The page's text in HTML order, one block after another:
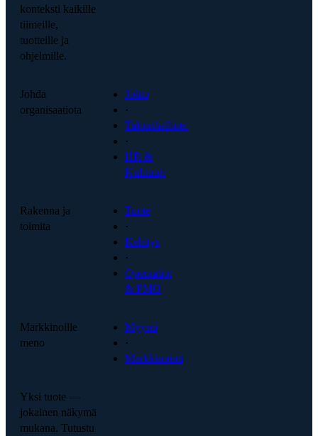
konteksti kaikille
tiimeille,
tuotteille ja
ohjelmille.
Johda
organisaatiota
Johto
·
Taloushallinto
·
HR &
Kulttuuri
Rakenna ja
toimita
Tuote
·
Kehitys
·
Operaatiot
& PMO
Markkinoille
meno
Myynti
·
Markkinointi
Yksi tuote —
jokainen näkymä
mukana. Tutustu